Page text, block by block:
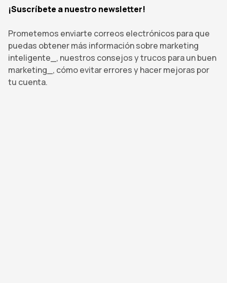
¡Suscríbete a nuestro newsletter!
Prometemos enviarte correos electrónicos para que
puedas obtener más información sobre marketing
inteligente_, nuestros consejos y trucos para un buen
marketing_, cómo evitar errores y hacer mejoras por
tu cuenta.